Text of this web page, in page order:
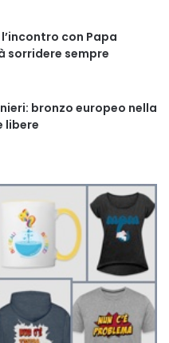
con Papa
sorridere sempre
bronzo europeo nella
libere